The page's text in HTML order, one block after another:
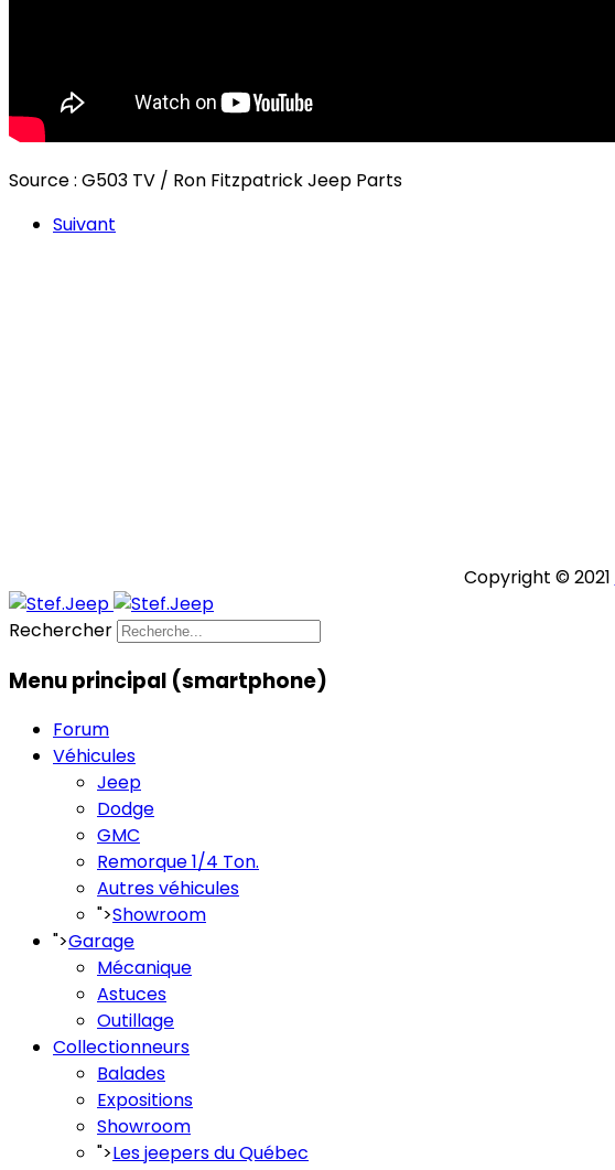
Source : G503 TV / Ron Fitzpatrick Jeep Parts
Suivant
Copyright © 2021
Rechercher
Menu principal (smartphone)
Forum
Véhicules
Jeep
Dodge
GMC
Remorque 1/4 Ton.
Autres véhicules
">Showroom
">Garage
Mécanique
Astuces
Outillage
Collectionneurs
Balades
Expositions
Showroom
">Les jeepers du Québec